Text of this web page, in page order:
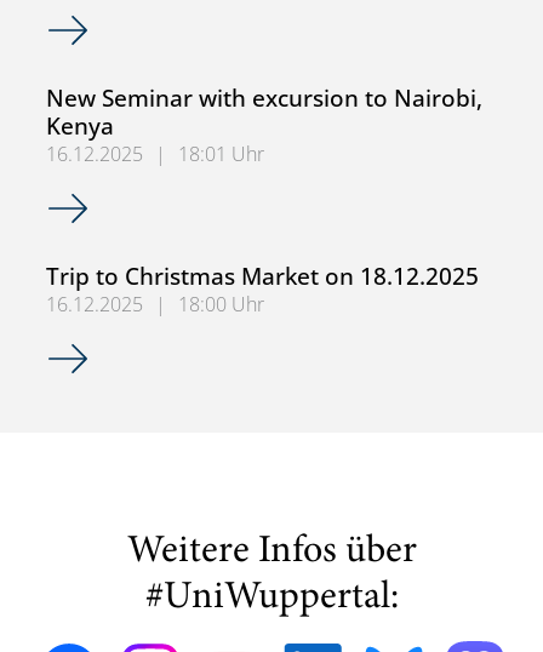
Excursion to Future Cleantech Festival
New Seminar with excursion to Nairobi,
Kenya
16.12.2025 |
18:01 Uhr
New Seminar with excursion to Nairobi, Kenya
Trip to Christmas Market on 18.12.2025
16.12.2025 |
18:00 Uhr
Trip to Christmas Market on 18.12.2025
Weitere Infos über
#UniWuppertal: